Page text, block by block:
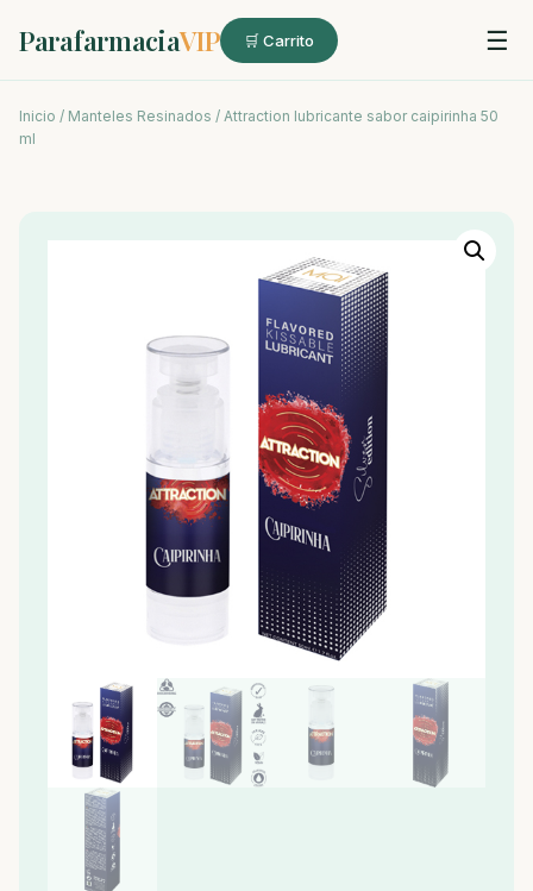
ParafarmaciaVIP 🛒 Carrito ☰
Inicio / Manteles Resinados / Attraction lubricante sabor caipirinha 50
ml